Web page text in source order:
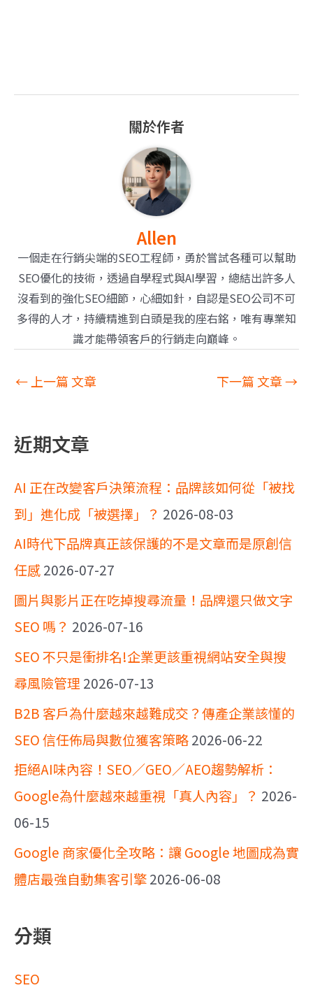
關於作者
Allen
一個走在行銷尖端的SEO工程師，勇於嘗試各種可以幫助
SEO優化的技術，透過自學程式與AI學習，總結出許多人
沒看到的強化SEO細節，心細如針，自認是SEO公司不可
多得的人才，持續精進到白頭是我的座右銘，唯有專業知
識才能帶領客戶的行銷走向巔峰。
← 上一篇 文章 下一篇 文章→
近期文章
AI 正在改變客戶決策流程：品牌該如何從「被找
到」進化成「被選擇」？ 2026-08-03
AI時代下品牌真正該保護的不是文章而是原創信
任感2026-07-27
圖片與影片正在吃掉搜尋流量！品牌還只做文字
SEO 嗎？ 2026-07-16
SEO 不只是衝排名!企業更該重視網站安全與搜
尋風險管理 2026-07-13
B2B 客戶為什麼越來越難成交？傳產企業該懂的
SEO 信任佈局與數位獲客策略2026-06-22
拒絕AI味內容！SEO／GEO／AEO趨勢解析：
Google為什麼越來越重視「真人內容」？ 2026-
06-15
Google 商家優化全攻略：讓 Google 地圖成為實
體店最強自動集客引擎2026-06-08
分類
SEO